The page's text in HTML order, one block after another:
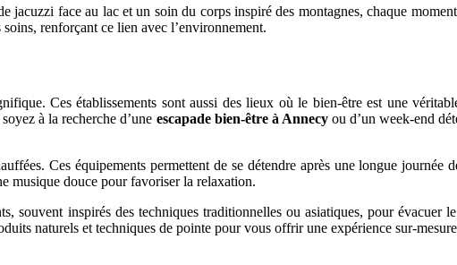
jacuzzi face au lac et un soin du corps inspiré des montagnes, chaque
renforçant ce lien avec l’environnement.
Ces établissements sont aussi des lieux où le bien-être est une
à la recherche d’une escapade bien-être à Annecyou d’un week-end
Ces équipements permettent de se détendre après une longue journée
musique douce pour favoriser la relaxation.
souvent inspirés des techniques traditionnelles ou asiatiques, pour évacuer
naturels et techniques de pointe pour vous offrir une expérience sur-